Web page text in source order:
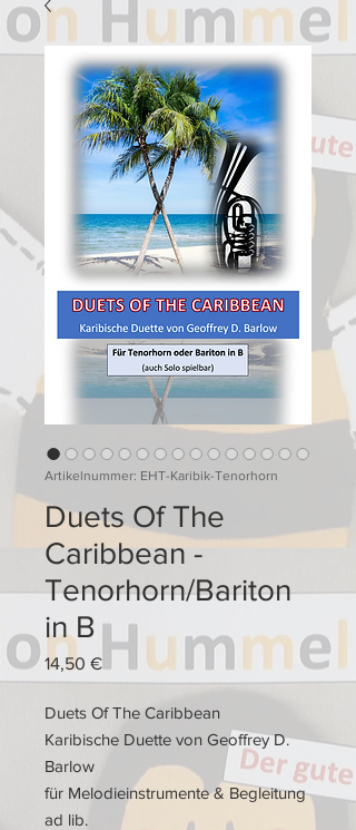
Artikelnummer: EHT-Karibik-Tenorhorn
Duets Of The
Caribbean -
Tenorhorn/Bariton
in B
14,50 €Preis
Duets Of The Caribbean
Karibische Duette von Geoffrey D.
Barlow
für Melodieinstrumente & Begleitung
ad lib.